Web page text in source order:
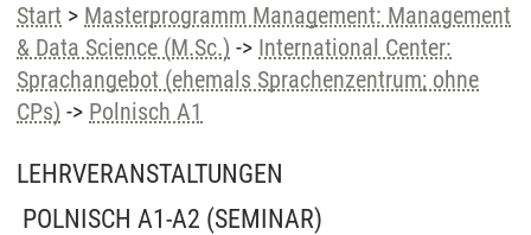
Start > Masterprogramm Management: Management
& Data Science (M.Sc.) -> International Center:
Sprachangebot (ehemals Sprachenzentrum; ohne
CPs) -> Polnisch A1
LEHRVERANSTALTUNGEN
POLNISCH A1-A2 (SEMINAR)